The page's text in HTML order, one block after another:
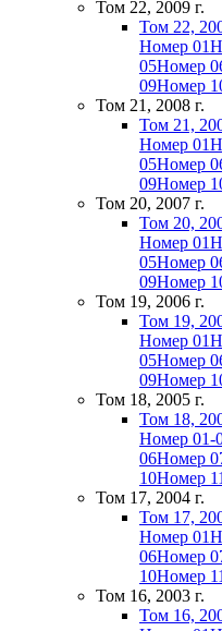
Том 22, 2009 г.
Том 22,
Номер 01
05Номер
09Номер
Том 21, 2008 г.
Том 21,
Номер 01
05Номер
09Номер
Том 20, 2007 г.
Том 20,
Номер 01
05Номер
09Номер
Том 19, 2006 г.
Том 19,
Номер 01
05Номер
09Номер
Том 18, 2005 г.
Том 18,
Номер 01-
06Номер
10Номер 11
Том 17, 2004 г.
Том 17,
Номер 01
06Номер
10Номер 11
Том 16, 2003 г.
Том 16,